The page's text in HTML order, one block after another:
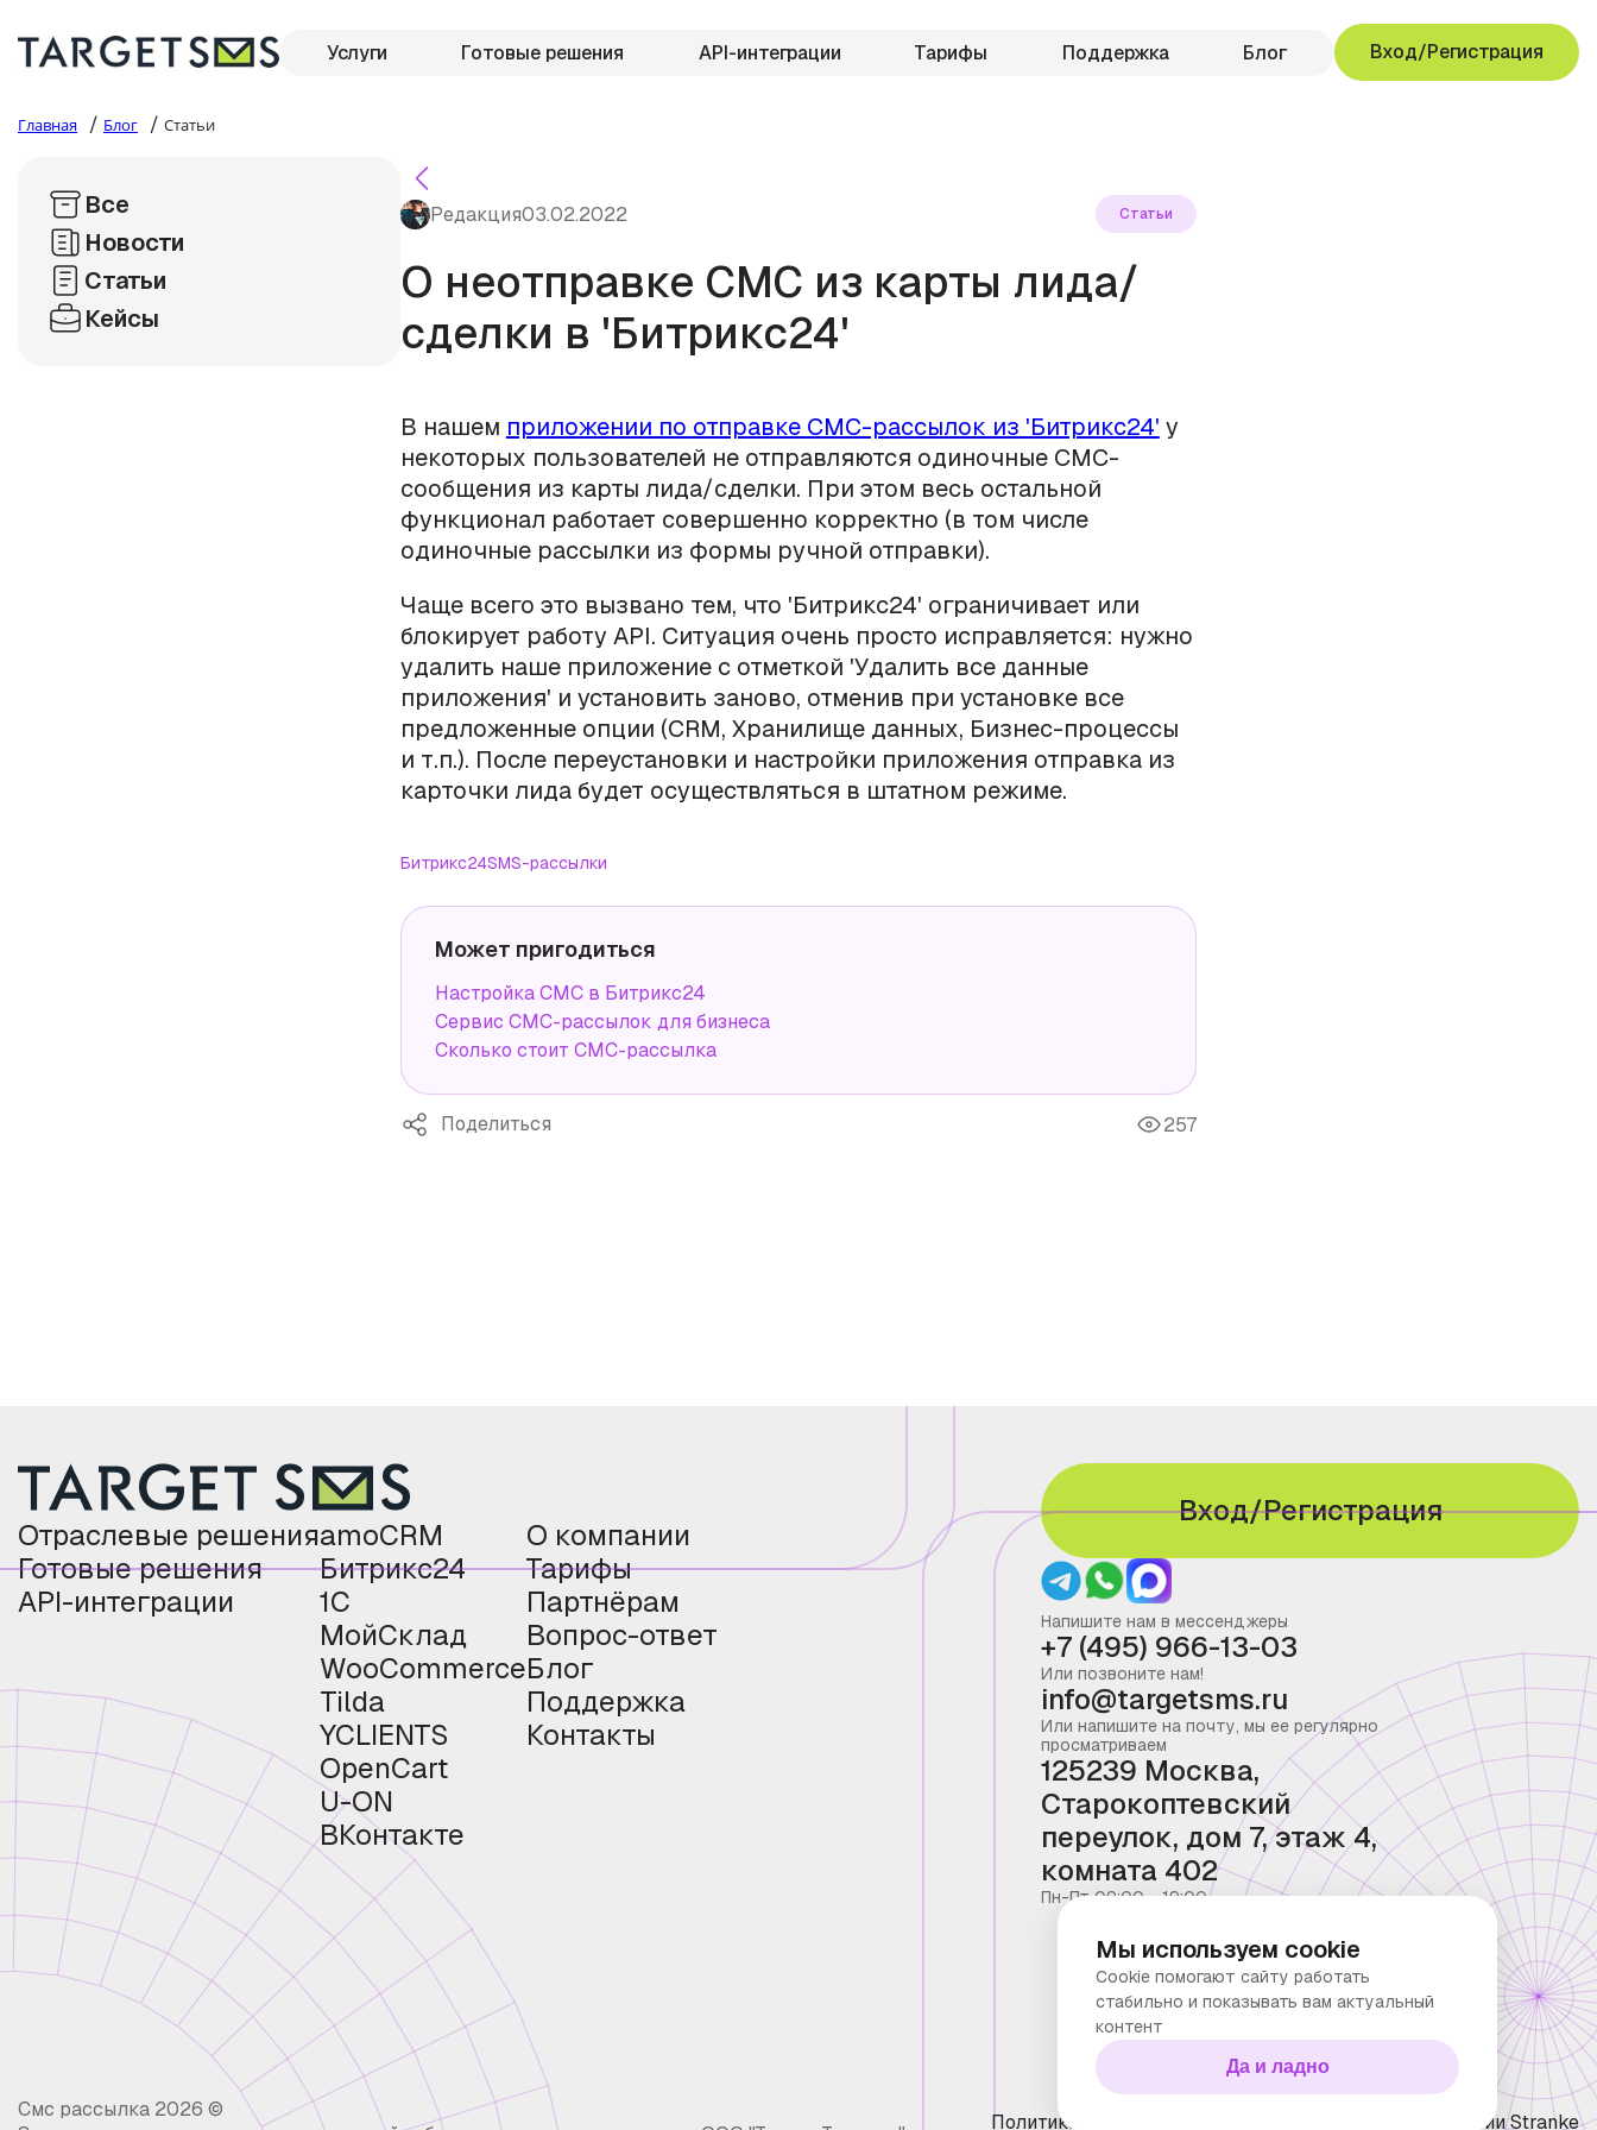
Услуги Готовые решения API-интеграции Тарифы Поддержка Блог Вход/Регистрация
Главная / Блог / Статьи
Все
Новости
Статьи
Кейсы
Редакция03.02.2022 Статьи
О неотправке СМС из карты лида/
сделки в 'Битрикс24'
В нашем приложении по отправке СМС-рассылок из 'Битрикс24' у
некоторых пользователей не отправляются одиночные СМС-
сообщения из карты лида/сделки. При этом весь остальной
функционал работает совершенно корректно (в том числе
одиночные рассылки из формы ручной отправки).
Чаще всего это вызвано тем, что 'Битрикс24' ограничивает или
блокирует работу API. Ситуация очень просто исправляется: нужно
удалить наше приложение с отметкой 'Удалить все данные
приложения' и установить заново, отменив при установке все
предложенные опции (CRM, Хранилище данных, Бизнес-процессы
и т.п.). После переустановки и настройки приложения отправка из
карточки лида будет осуществляться в штатном режиме.
Битрикс24SMS-рассылки
Может пригодиться
Настройка СМС в Битрикс24
Сервис СМС-рассылок для бизнеса
Сколько стоит СМС-рассылка
Поделиться 257
Отраслевые решения
Готовые решения
API-интеграции
amoCRM
Битрикс24
1С
МойСклад
WooCommerce
Tilda
YCLIENTS
OpenCart
U-ON
ВКонтакте
О компании
Тарифы
Партнёрам
Вопрос-ответ
Блог
Поддержка
Контакты
Вход/Регистрация
Напишите нам в мессенджеры
+7 (495) 966-13-03
Или позвоните нам!
info@targetsms.ru
Или напишите на почту, мы ее регулярно
просматриваем
125239 Москва,
Старокоптевский
переулок, дом 7, этаж 4,
комната 402
Пн-Пт 09:00 - 19:00
Смс рассылка 2026 ©
Политика конфиденциальности Технологии Stranke
Мы используем cookie
Cookie помогают сайту работать
стабильно и показывать вам актуальный
контент
Да и ладно